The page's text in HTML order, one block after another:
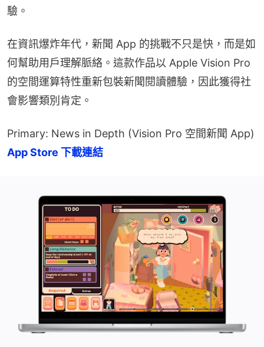
驗。
在資訊爆炸年代，新聞 App 的挑戰不只是快，而是如
何幫助用戶理解脈絡。這款作品以 Apple Vision Pro
的空間運算特性重新包裝新聞閱讀體驗，因此獲得社
會影響類別肯定。
App Store 下載連結